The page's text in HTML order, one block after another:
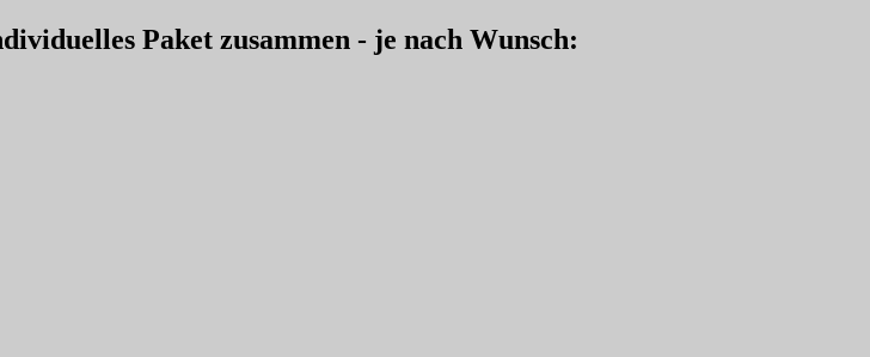
Paket zusammen - je nach Wunsch: